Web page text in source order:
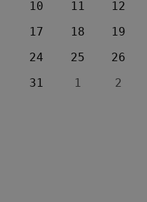
10
11 12
17
18 19
24
25 26
31
1 2